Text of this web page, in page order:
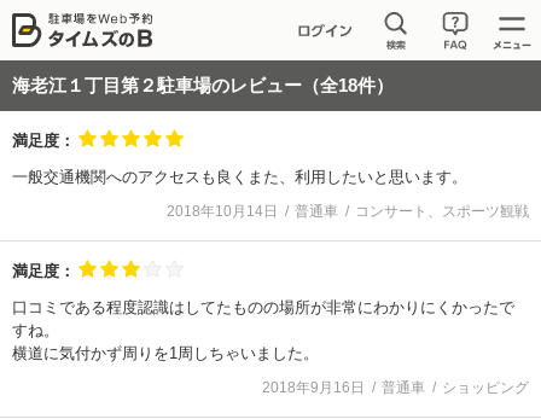
海老江１丁目第２駐車場のレビュー（全18件）
満足度：
一般交通機関へのアクセスも良くまた、利用したいと思います。
2018年10月14日 普通車 コンサート、スポーツ観戦
満足度：
口コミである程度認識はしてたものの場所が非常にわかりにくかったで
すね。
横道に気付かず周りを1周しちゃいました。
2018年9月16日 普通車 ショッピング